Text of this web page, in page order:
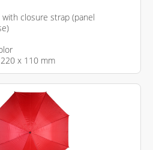
with closure strap (panel
220 x 110 mm